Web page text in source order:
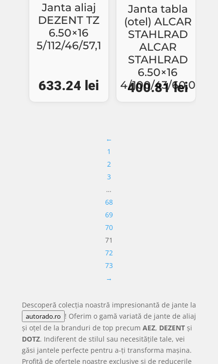
Janta aliaj
DEZENT TZ
6.50×16
5/112/46/57,1
633.24 lei
Janta tabla
(otel) ALCAR
STAHLRAD
ALCAR
STAHLRAD
6.50×16
4/100/43/60,0
400.81lei
←
1
2
3
…
68
69
70
71
72
73
→
Descoperă colecția noastră impresionantă de jante la
autorado.ro ! Oferim o gamă variată de jante de aliaj
și oțel de la branduri de top precum AEZ, DEZENTși
DOTZ. Indiferent de stilul sau necesitățile tale, vei
găsi jantele perfecte pentru a-ți transforma mașina.
Profită de ofertele noastre exclusive și de reducerile